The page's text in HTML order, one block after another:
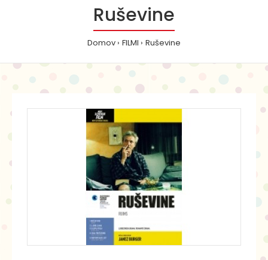
Ruševine
Domov FILMI Ruševine